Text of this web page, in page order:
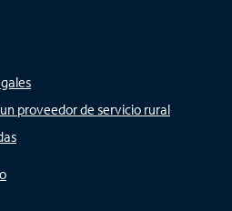
proveedor de servicio rural